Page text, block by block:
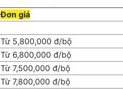
Đơn giá
Từ 5,800,000 đ/bộ
Từ 6,800,000 đ/bộ
Từ 7,500,000 đ/bộ
Từ 7,800,000 đ/bộ